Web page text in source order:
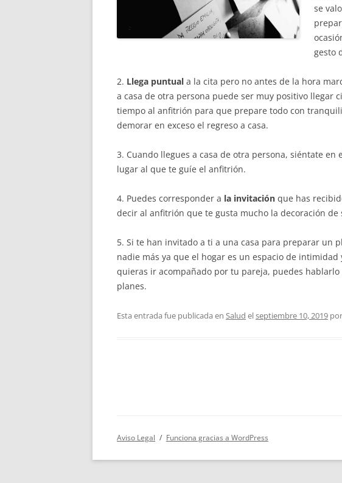
se
gesto
2. Llega puntual a la cita pero no antes de la hora
a casa de otra persona puede ser muy positivo llegar
tiempo al anfitrión para que prepare todo con
demorar en exceso el regreso a casa.
3. Cuando llegues a casa de otra persona, siéntate
lugar al que te guíe el anfitrión.
4. Puedes corresponder a la invitación que has
decir al anfitrión que te gusta mucho la decoración de
5. Si te han invitado a ti a una casa para preparar un
nadie más ya que el hogar es un espacio de intimidad
quieras ir acompañado por tu pareja, puedes
planes.
Esta entrada fue publicada en Salud elseptiembre 10, 2019 por
Aviso Legal Funciona gracias a WordPress